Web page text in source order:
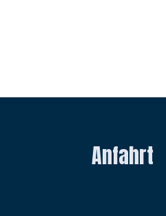
Anfahrt